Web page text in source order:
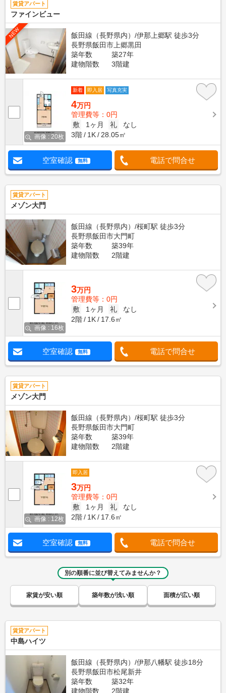
賃貸アパート
ファインビュー
NEW
飯田線（長野県内）/伊那上郷駅 徒歩3分
長野県飯田市上郷黒田
築年数
築27年
建物階数
3階建
画像 : 20枚
新着 即入居 写真充実
4万円
管理費等：0円
敷
1ヶ月 礼
なし
3階
1K 28.05㎡
空室確認 無料 電話で問合せ
賃貸アパート
メゾン大門
飯田線（長野県内）/桜町駅 徒歩3分
長野県飯田市大門町
築年数
築39年
建物階数
2階建
画像 : 16枚
3万円
管理費等：0円
敷
1ヶ月 礼
なし
2階
1K 17.6㎡
空室確認 無料 電話で問合せ
賃貸アパート
メゾン大門
飯田線（長野県内）/桜町駅 徒歩3分
長野県飯田市大門町
築年数
築39年
建物階数
2階建
画像 : 12枚
即入居
3万円
管理費等：0円
敷
1ヶ月 礼
なし
2階
1K 17.6㎡
空室確認 無料 電話で問合せ
別の順番に並び替えてみませんか？
家賃が安い順 築年数が浅い順 面積が広い順
賃貸アパート
中島ハイツ
飯田線（長野県内）/伊那八幡駅 徒歩18分
長野県飯田市松尾新井
築年数
築32年
建物階数
2階建